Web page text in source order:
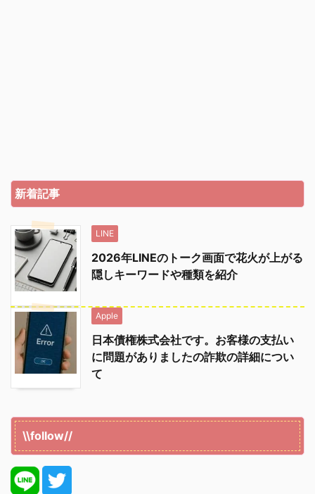
新着記事
LINE
2026年LINEのトーク画面で花火が上がる
隠しキーワードや種類を紹介
Apple
日本債権株式会社です。お客様の支払い
に問題がありましたの詐欺の詳細につい
て
\\follow//